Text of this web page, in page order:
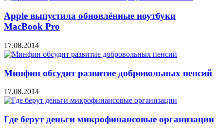
Apple выпустила обновлённые ноутбуки
MacBook Pro
17.08.2014
Минфин обсудит развитие добровольных пенсий
17.08.2014
Где берут деньги микрофинансовые организации